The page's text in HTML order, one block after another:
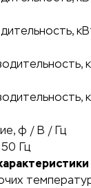
ф / В / Гц
Гц